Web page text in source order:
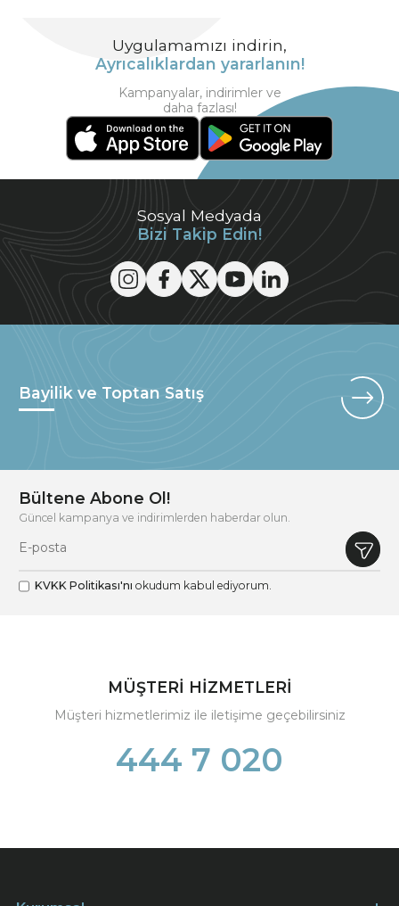
Sosyal Medyada
Bizi Takip Edin!
Uygulamamızı indirin,
Ayrıcalıklardan yararlanın!
Kampanyalar, indirimler ve
daha fazlası!
Bayilik ve Toptan Satış
Bültene Abone Ol!
Güncel kampanya ve indirimlerden haberdar olun.
KVKK Politikası'nı okudum kabul ediyorum.
MÜŞTERİ HİZMETLERİ
Müşteri hizmetlerimiz ile iletişime geçebilirsiniz
444 7 020